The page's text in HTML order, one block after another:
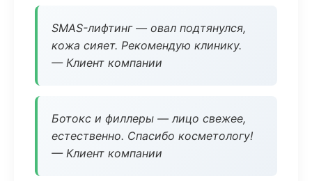
SMAS-лифтинг — овал подтянулся,
кожа сияет. Рекомендую клинику.
— Клиент компании
Ботокс и филлеры — лицо свежее,
естественно. Спасибо косметологу!
— Клиент компании